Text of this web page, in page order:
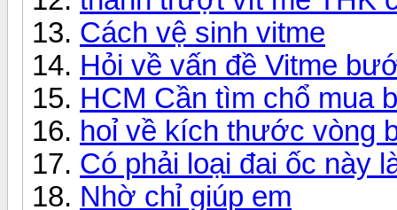
Cách vệ sinh vitme
Hỏi về vấn đề Vitme
HCM Cần tìm chổ mua
hoỉ về kích thước vòng
Có phải loại đai ốc này
Nhờ chỉ giúp em